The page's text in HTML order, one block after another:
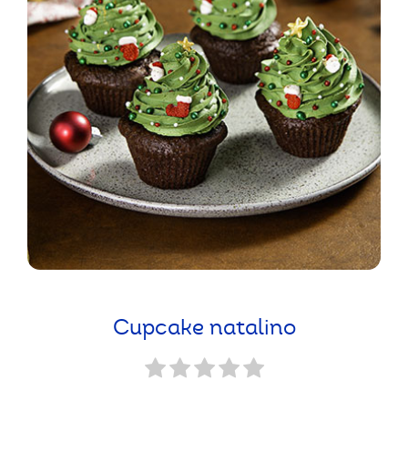
Cupcake natalino